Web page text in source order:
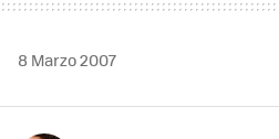
8 Marzo 2007